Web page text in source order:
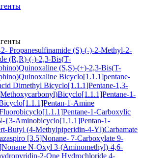
Propanesulfinamide (S)-(-)-2-Methyl-2-
(R,R)-(-)-2,3-Bis(T-
(S,S)-(+)-2,3-Bis(T-
Bicyclo[1.1.1]pentane-
Dimethyl Bicyclo[1.1.1]Pentane-1,3-
1-
1-Amine
1-Carboxylic
{3-Aminobicyclo[1.1.1]Pentan-1-
Butyl (4-Methylpiperidin-4-Yl)Carbamate
[3.5]Nonane- 7-Carboxylate 9-
N-Oxyl 3-(Aminomethyl)-4,6-
2-One Hydrochloride 4-